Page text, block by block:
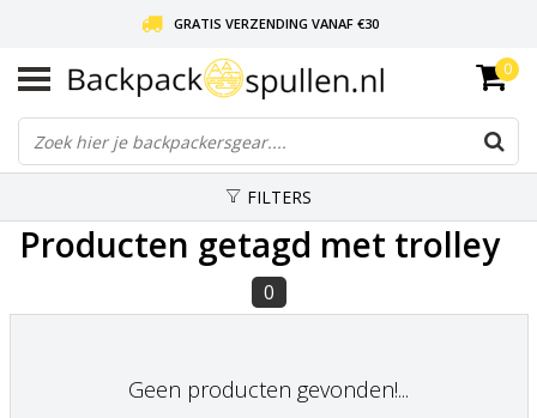
GRATIS VERZENDING VANAF €30
LIEFDE VOOR BACKPACKEN!
30 DAGEN GRATIS RETOUR
0
FILTERS
Producten getagd met trolley
0
Geen producten gevonden!...